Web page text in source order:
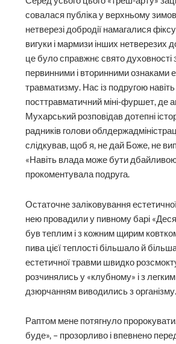
совалася публіка у верхньому
нетверезі добродії намагалися
вигуки і мармизи інших нетверезих
це було справжнє свято духовності
первинними і вторинними ознаками
травматизму. Нас із подругою
посттравматичний міні-фуршет, де
Мухарський розповідав дотепні
радників голови
слідкував, щоб я, не дай Боже, не
«Навіть влада може бути
прокоментувала подруга.
Остаточне заліковування
нею провадили у пивному барі
був теплим і з кожним щирим
пива цієї теплості більшало й
естетичної травми швидко
розчинялись у «клубному» і з
дзюрчанням виводились з організму.
Раптом мене потягнуло
буде», – прозорливо і впевнено